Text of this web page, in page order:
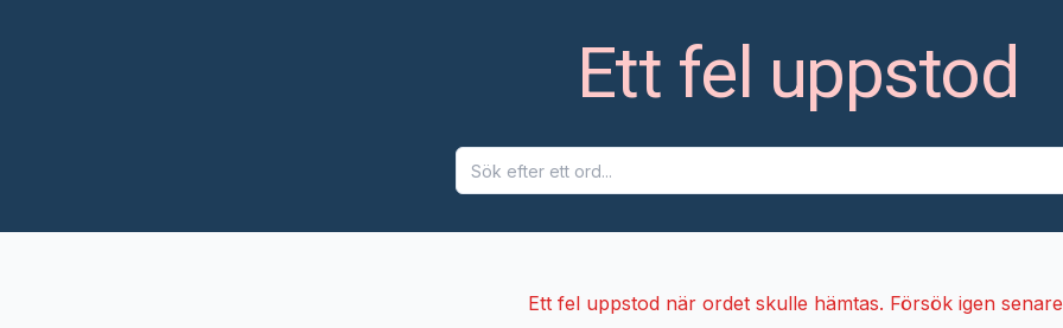
Ett fel uppstod
Ett fel uppstod när ordet skulle hämtas. Försök igen